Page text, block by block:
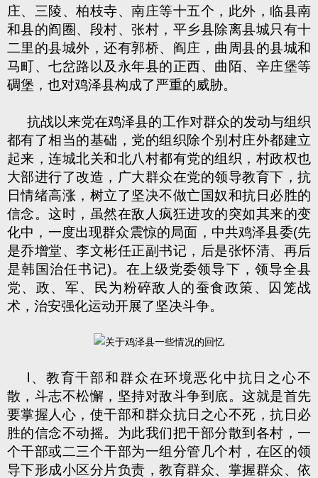
庄、三陵、柏枝寺、南庄等十五个，此外，临县南
和县的阎圈、段村、张村，平乡县除离县城只有十
二里的县城外，还有郭桥、阎庄，曲周县的县城和
马町、七岔路以及永年县的正西、曲陌、辛庄堡等
碉堡，也对鸡泽县构成了严重的威胁。
抗战以来党在鸡泽县的工作对群众的发动与组织
都有了相当的基础，党的组织除个别村庄外都建立
起来，连城北关和北八村都有党的组织，村政权也
大部进行了改造，广大群众在党的领导教育下，抗
日情绪高涨，树立了坚决不做亡国奴和抗日必胜的
信念。这时，虽然在敌人疯狂进攻的突如其来的变
化中，一度出现群众震惊的局面，中共鸡泽县委(先
是乔增堂、李文彬任正副书记，后是张怀清、再后
是韩国治任书记)。在上级党委领导下，领导全县
党、政、军、民为粉碎敌人的蚕食政策、囚笼战
术，治安强化运动开展了坚决斗争。
l、教育干部和群众在环境恶化中抗日之心不
散，斗志不松懈，坚持对敌斗争到底。这就是首先
要掌握人心，使干部和群众抗日之心不死，抗日必
胜的信念不动摇。为此我们把干部分散到各村，一
个干部或二三个干部为一组分管几个村，在区的领
导下形成小区分片负责，教育群众、掌握群众、依